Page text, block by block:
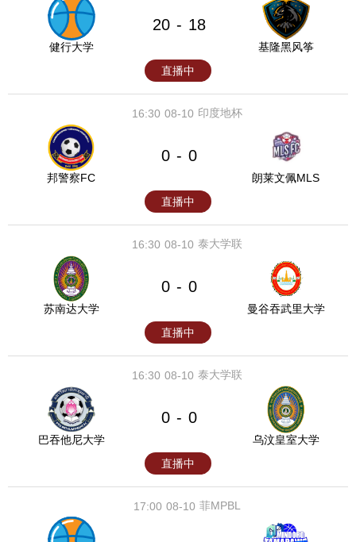
健行大学
20 - 18
基隆黑风筝
直播中
08-10
16:30 印度地杯
邦警察FC
0 - 0
朗莱文佩MLS
直播中
08-10
16:30 泰大学联
苏南达大学
0 - 0
曼谷吞武里大学
直播中
08-10
16:30 泰大学联
巴吞他尼大学
0 - 0
乌汶皇室大学
直播中
08-10
17:00 菲MPBL